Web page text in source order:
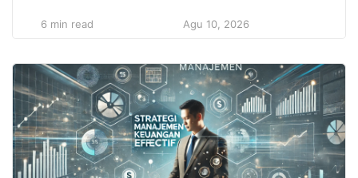
kekayaan kuliner yang tak hanya menggoda lidah,
panjang. Setiap hidangan yang disajikan memiliki
cerita di baliknya, menggambarkan tradisi yang
berkembang selama berabad-abad. Eksplorasi […]
6 min read Agu 10, 2026